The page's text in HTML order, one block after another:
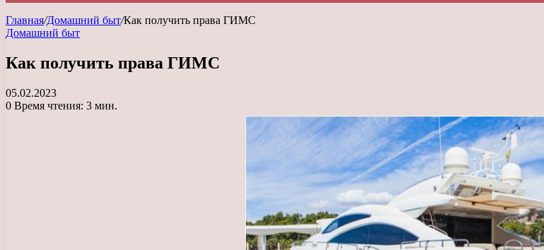
Главная/Домашний быт/Как получить права ГИМС
Домашний быт
Как получить права ГИМС
05.02.2023
0 Время чтения: 3 мин.